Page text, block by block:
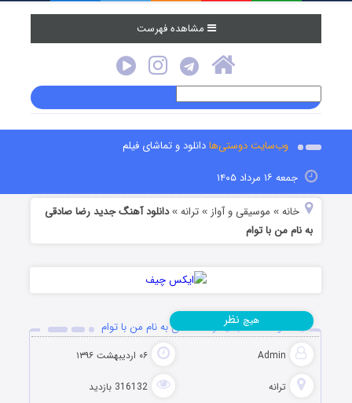
مشاهده فهرست
وب‌سایت دوستی‌هادانلود و تماشای فیلم
جمعه ۱۶ مرداد ۱۴۰۵
خانه » موسیقی و آواز »ترانه »دانلود آهنگ جدید رضا صادقی
به نام من با توام
دانلود آهنگ جدید رضا صادقی به نام من با توام
Admin ۰۶ اردیبهشت ۱۳۹۶
ترانه 316132 بازدید
هیچ نظر